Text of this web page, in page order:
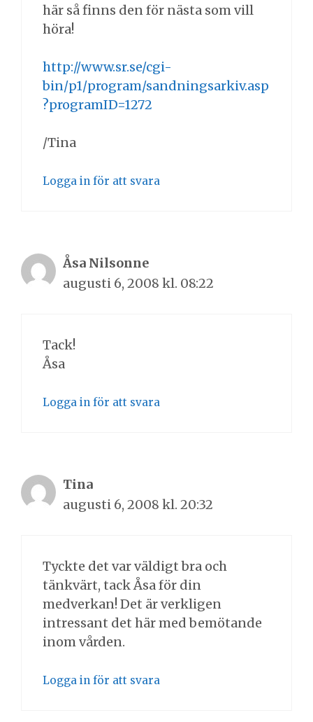
här så finns den för nästa som vill
höra!
http://www.sr.se/cgi-
bin/p1/program/sandningsarkiv.asp
?programID=1272
/Tina
Logga in för att svara
Åsa Nilsonne
augusti 6, 2008 kl. 08:22
Tack!
Åsa
Logga in för att svara
Tina
augusti 6, 2008 kl. 20:32
Tyckte det var väldigt bra och
tänkvärt, tack Åsa för din
medverkan! Det är verkligen
intressant det här med bemötande
inom vården.
Logga in för att svara